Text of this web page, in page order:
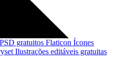
gratuitos Flaticon Ícones
Ilustrações editáveis gratuitas